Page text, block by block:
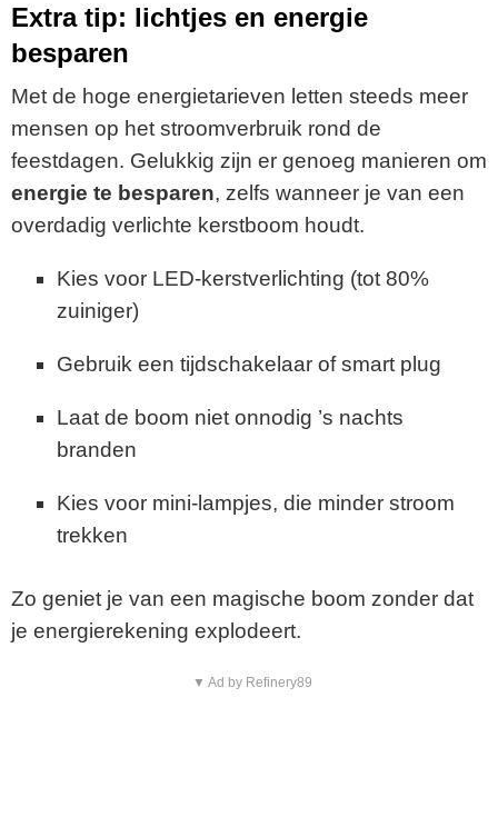
Extra tip: lichtjes en energie
besparen
Met de hoge energietarieven letten steeds meer
mensen op het stroomverbruik rond de
feestdagen. Gelukkig zijn er genoeg manieren om
energie te besparen, zelfs wanneer je van een
overdadig verlichte kerstboom houdt.
Kies voor LED-kerstverlichting (tot 80%
zuiniger)
Gebruik een tijdschakelaar of smart plug
Laat de boom niet onnodig ’s nachts
branden
Kies voor mini-lampjes, die minder stroom
trekken
Zo geniet je van een magische boom zonder dat
je energierekening explodeert.
▼ Ad by Refinery89